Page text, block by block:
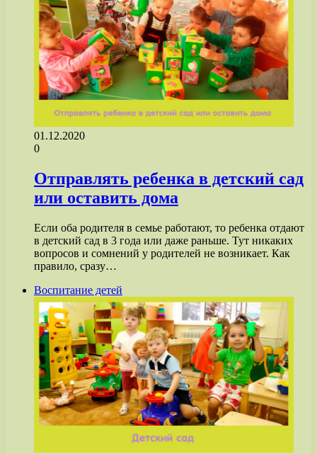
01.12.2020
0
Отправлять ребенка в детский сад
или оставить дома
Если оба родителя в семье работают, то ребенка отдают
в детский сад в 3 года или даже раньше. Тут никаких
вопросов и сомнений у родителей не возникает. Как
правило, сразу…
Воспитание детей